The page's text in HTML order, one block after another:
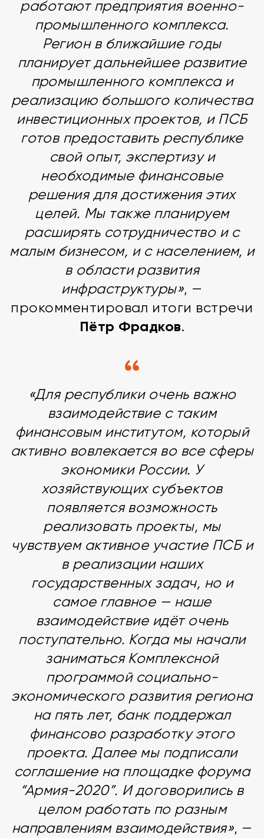
работают предприятия военно-
промышленного комплекса.
Регион в ближайшие годы
планирует дальнейшее развитие
промышленного комплекса и
реализацию большого количества
инвестиционных проектов, и ПСБ
готов предоставить республике
свой опыт, экспертизу и
необходимые финансовые
решения для достижения этих
целей. Мы также планируем
расширять сотрудничество и с
малым бизнесом, и с населением, и
в области развития
инфраструктуры», —
прокомментировал итоги встречи
Пётр Фрадков.
«Для республики очень важно
взаимодействие с таким
финансовым институтом, который
активно вовлекается во все сферы
экономики России. У
хозяйствующих субъектов
появляется возможность
реализовать проекты, мы
чувствуем активное участие ПСБ и
в реализации наших
государственных задач, но и
самое главное — наше
взаимодействие идёт очень
поступательно. Когда мы начали
заниматься Комплексной
программой социально-
экономического развития региона
на пять лет, банк поддержал
финансово разработку этого
проекта. Далее мы подписали
соглашение на площадке форума
“Армия-2020”. И договорились в
целом работать по разным
направлениям взаимодействия», —